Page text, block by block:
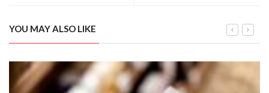
YOU MAY ALSO LIKE